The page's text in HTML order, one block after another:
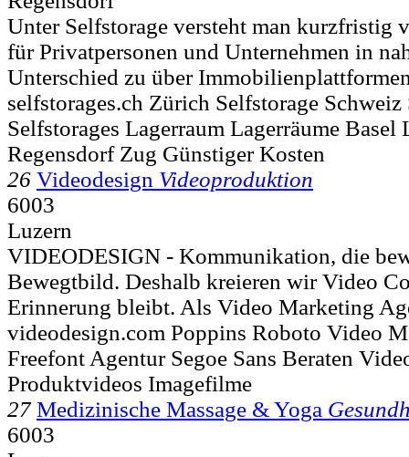
Unter Selfstorage versteht man kurzfristig
für Privatpersonen und Unternehmen in
Unterschied zu über
selfstorages.ch Zürich Selfstorage
Selfstorages Lagerraum Lagerräume Basel
Regensdorf Zug Günstiger Kosten
26 Videodesign Videoproduktion
6003
Luzern
VIDEODESIGN - Kommunikation, die
Bewegtbild. Deshalb kreieren wir Video
Erinnerung bleibt. Als Video Marketing
videodesign.com Poppins Roboto Video
Freefont Agentur Segoe Sans Beraten
Produktvideos Imagefilme
27 Medizinische Massage & Yoga
6003